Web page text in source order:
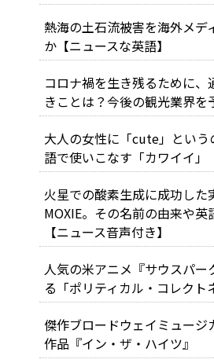
熱海の土石流被害を海外メデ
か【ニュースな英語】
コロナ禍を生き残るために、
きことは？今後の観光業界を
大人の女性に「cute」という
語で使いこなす「カワイイ」
火星での酸素生成に成功した
MOXIE。その名前の由来や英
【ニュース音声付き】
人気の米アニメ『サウスパー
る「ポリティカル・コレクト
傑作ブロードウェイミュージ
作品『イン・ザ・ハイツ』